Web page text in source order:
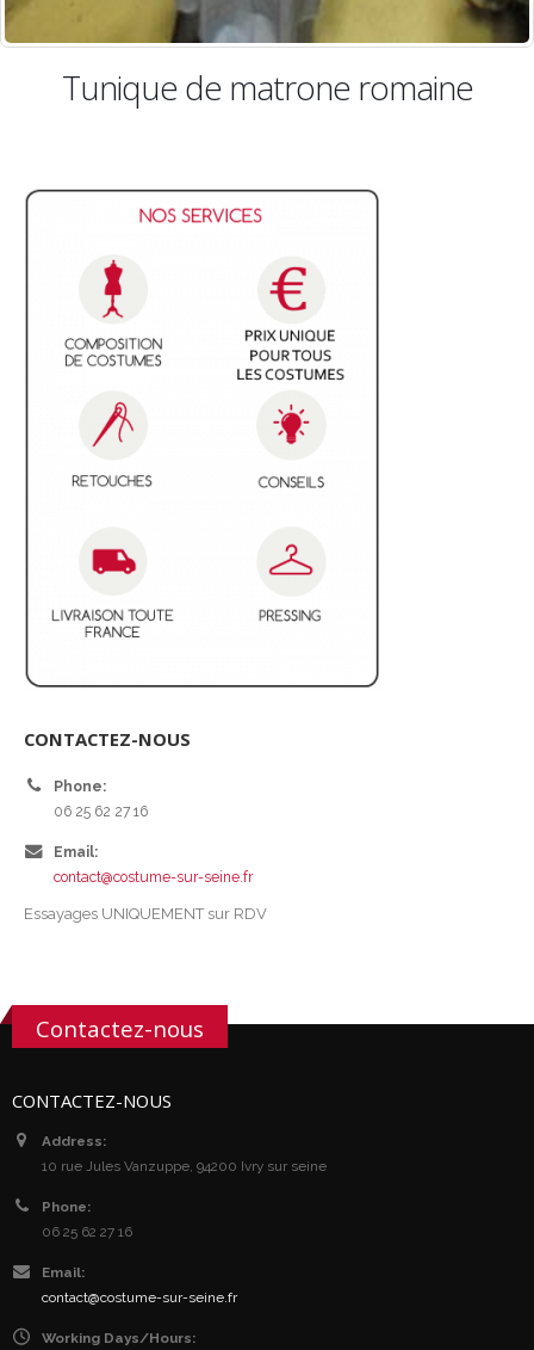
Tunique gospel ou pour
CONTACTEZ-NOUS
Phone:
06 25 62 27 16
Email:
contact@costume-sur-seine.fr
Essayages UNIQUEMENT sur RDV
Contactez-nous
CONTACTEZ-NOUS
Address:
10 rue Jules Vanzuppe, 94200 Ivry sur seine
Phone:
06 25 62 27 16
Email:
contact@costume-sur-seine.fr
Working Days/Hours: